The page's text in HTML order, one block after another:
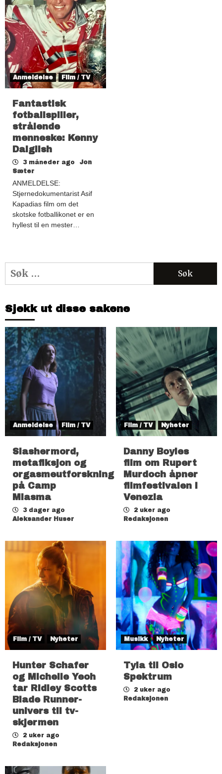
Anmeldelse Film / TV
Fantastisk
fotballspiller,
strålende
menneske: Kenny
Dalglish
3 måneder ago
Jon
Sæter
ANMELDELSE:
Stjernedokumentarist Asif
Kapadias film om det
skotske fotballikonet er en
hyllest til en mester…
Søk
etter:
Sjekk ut disse sakene
Anmeldelse Film / TV
Slashermord,
metafiksjon og
orgasmeutforskning
på Camp
Miasma
3 dager ago
Aleksander Huser
Film / TV Nyheter
Danny Boyles
film om Rupert
Murdoch åpner
filmfestivalen i
Venezia
2 uker ago
Redaksjonen
Film / TV Nyheter
Hunter Schafer
og Michelle Yeoh
tar Ridley Scotts
Blade Runner-
univers til tv-
skjermen
2 uker ago
Redaksjonen
Musikk Nyheter
Tyla til Oslo
Spektrum
2 uker ago
Redaksjonen